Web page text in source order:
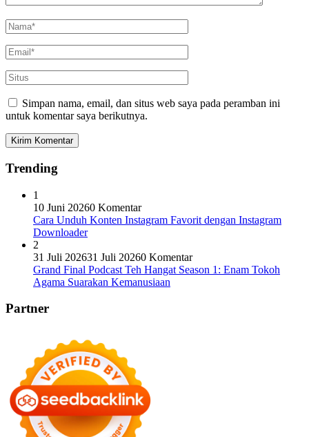
Simpan nama, email, dan situs web saya pada peramban ini
untuk komentar saya berikutnya.
Trending
1
10 Juni 20260 Komentar
Cara Unduh Konten Instagram Favorit dengan Instagram
Downloader
2
31 Juli 202631 Juli 20260 Komentar
Grand Final Podcast Teh Hangat Season 1: Enam Tokoh
Agama Suarakan Kemanusiaan
Partner